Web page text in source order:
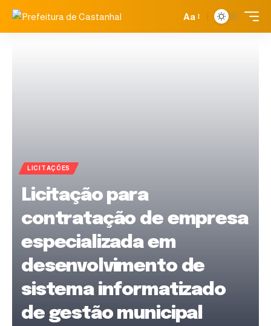
Aa
LICITAÇÕES
Licitação para
contratação de empresa
especializada em
desenvolvimento de
sistema informatizado
de gestão municipal